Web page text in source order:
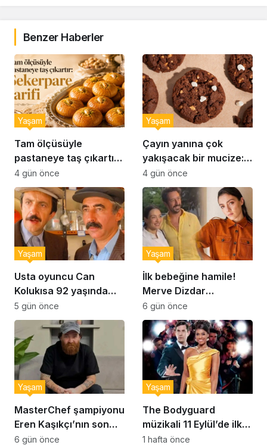
Benzer Haberler
Tam ölçüsüyle
pastaneye taş çıkartır:
Şekerpare tarifi
Yaşam
4 gün önce
Çayın yanına çok
yakışacak bir mucize:
Brownie tadında ıslak
kurabiye tarifi…
Yaşam
4 gün önce
Usta oyuncu Can
Kolukısa 92 yaşında
hayatını kaybetti
Yaşam
5 gün önce
İlk bebeğine hamile!
Merve Dizdar
sessizliğini bozdu: ‘İsim
bulmak çok zor’
Yaşam
6 gün önce
MasterChef şampiyonu
Eren Kaşıkçı’nın son
anlarındaki kahreden
Yaşam
6 gün önce
The Bodyguard
müzikali 11 Eylül’de ilk
kez Türkiye’de
Yaşam
1 hafta önce